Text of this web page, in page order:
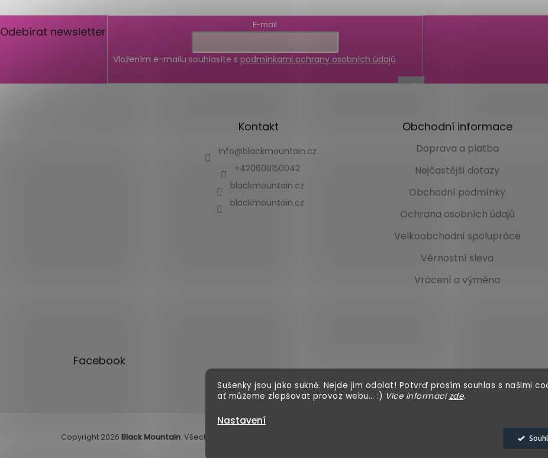
Sušenky jsou jako sukně. Nejde jim odolat! Potvrď prosím souhlas s našimi
ať můžeme zlepšovat provoz webu… :) Více informacízde.
Nastavení
Odebírat newsletter E-mail
Vložením e-mailu souhlasíte s podmínkami ochrany osobních údajů
Kontakt
info@blackmountain.cz
+420608150042
blackmountain.cz
blackmountain.cz
Obchodní informace
Doprava a platba
Nejčastější dotazy
Obchodní podmínky
Ochrana osobních údajů
Velkoobchodní spolupráce
Věrnostní sleva
Vrácení a výměna
Facebook
Copyright 2026 Black Mountain. Všechna práva vyhrazena.